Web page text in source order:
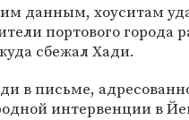
данным, хоуситам
портового города
сбежал Хади.
в письме,
интервенции в